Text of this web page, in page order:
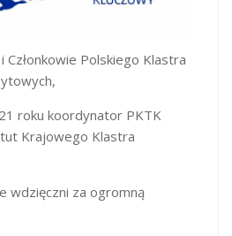
Członkowie Polskiego Klastra
roku koordynator PKTK
Krajowego Klastra
wdzięczni za ogromną